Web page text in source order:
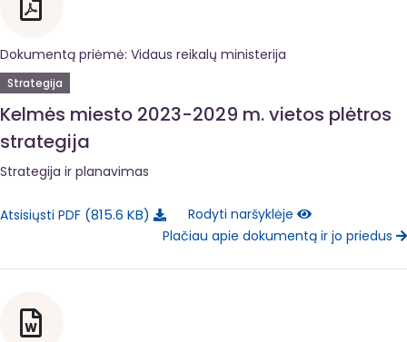
Dokumentą priėmė: Vidaus reikalų ministerija
Strategija
Kelmės miesto 2023-2029 m. vietos plėtros
strategija
Strategija ir planavimas
Atsisiųsti PDF 815.6 KB
Rodyti naršyklėje
Plačiau apie dokumentą ir jo priedus